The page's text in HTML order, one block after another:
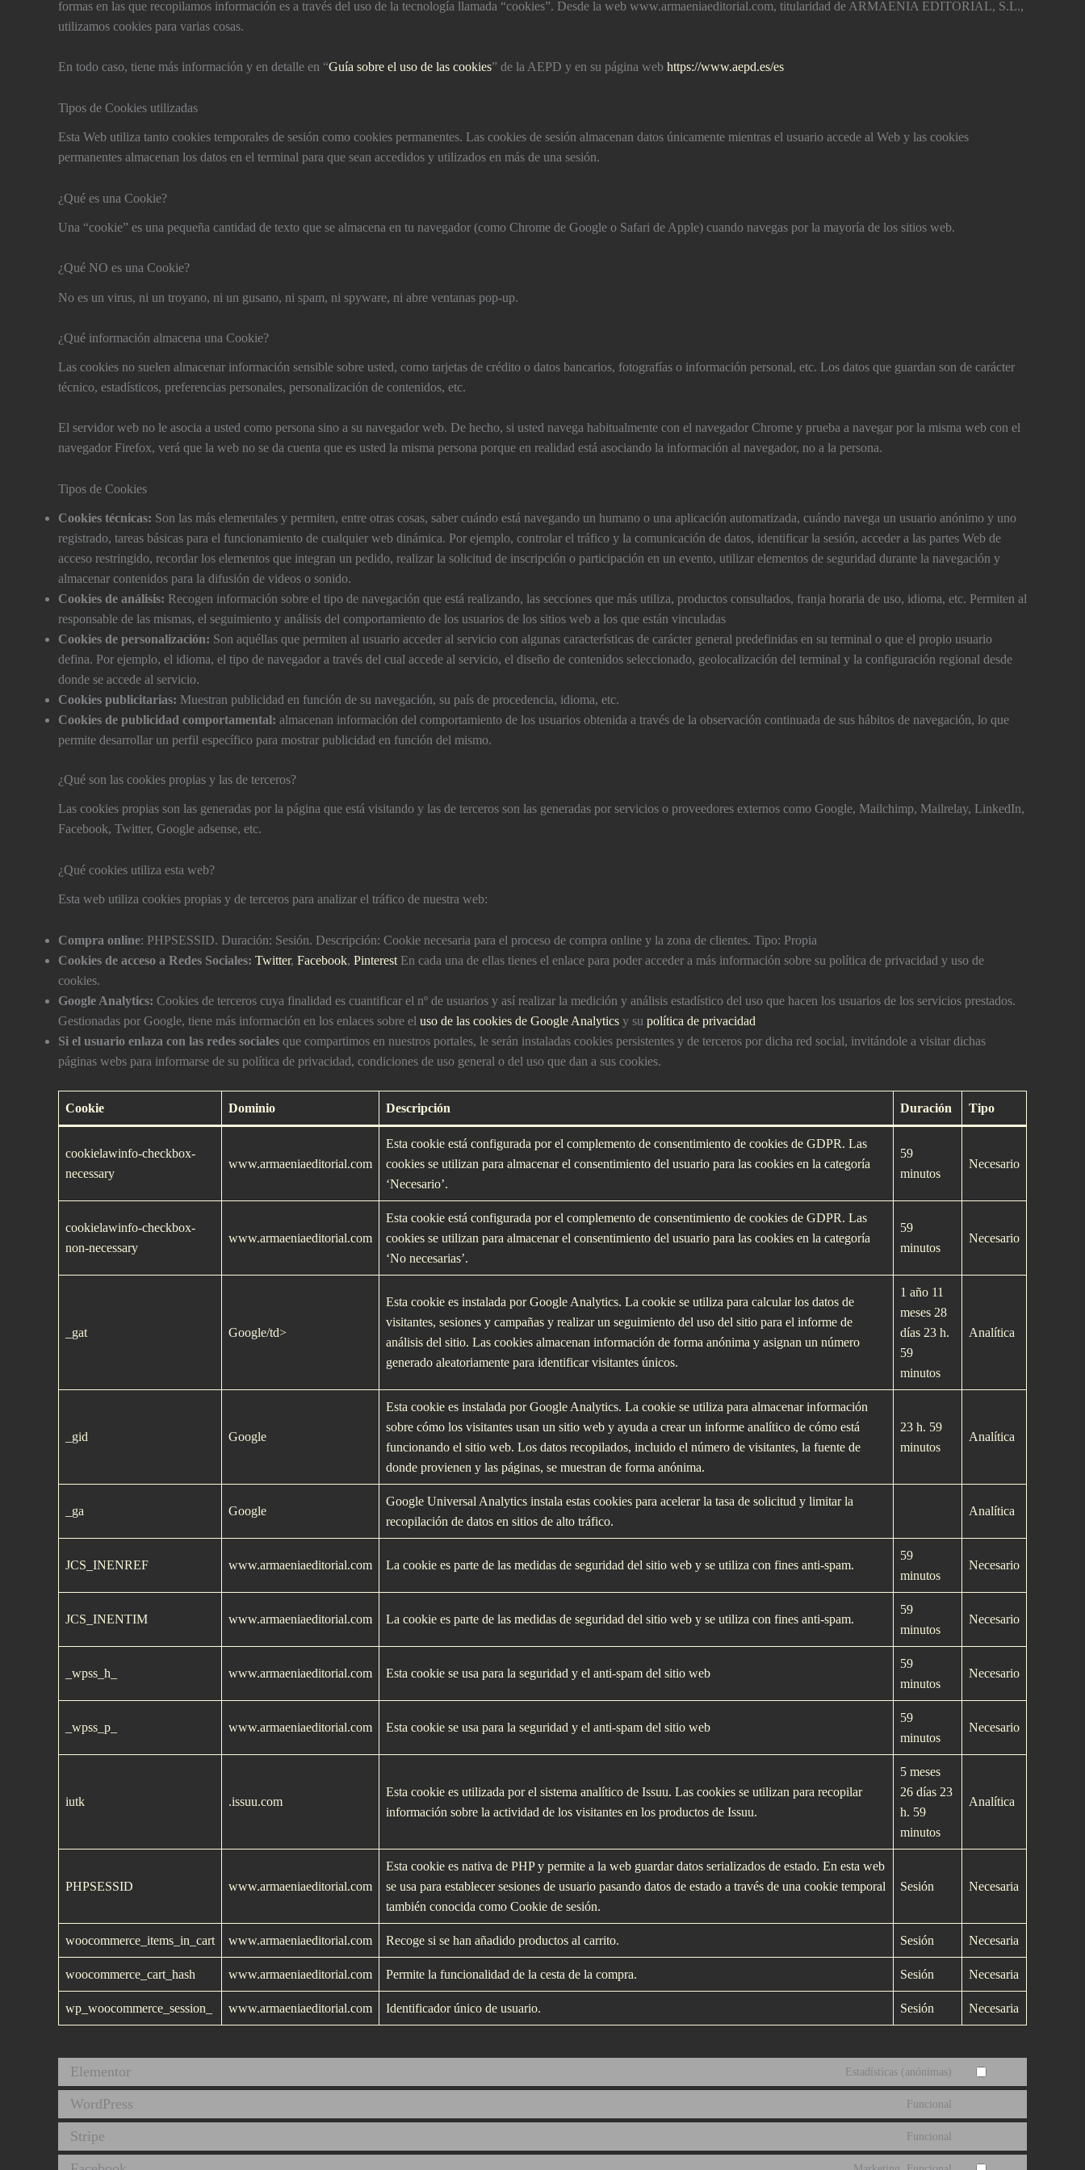
formas en las que recopilamos información es a través del uso de la tecnologí­a llamada “cookies”. Desde la web www.armaeniaeditorial.com, titularidad de ARMAENIA EDITORIAL, S.L.,
utilizamos cookies para varias cosas.
En todo caso, tiene más información y en detalle en “Guí­a sobre el uso de las cookies” de la AEPD y en su página web https://www.aepd.es/es
Tipos de Cookies utilizadas
Esta Web utiliza tanto cookies temporales de sesión como cookies permanentes. Las cookies de sesión almacenan datos únicamente mientras el usuario accede al Web y las cookies
permanentes almacenan los datos en el terminal para que sean accedidos y utilizados en más de una sesión.
¿Qué es una Cookie?
Una “cookie” es una pequeña cantidad de texto que se almacena en tu navegador (como Chrome de Google o Safari de Apple) cuando navegas por la mayorí­a de los sitios web.
¿Qué NO es una Cookie?
No es un virus, ni un troyano, ni un gusano, ni spam, ni spyware, ni abre ventanas pop-up.
¿Qué información almacena una Cookie?
Las cookies no suelen almacenar información sensible sobre usted, como tarjetas de crédito o datos bancarios, fotografí­as o información personal, etc. Los datos que guardan son de carácter
técnico, estadí­sticos, preferencias personales, personalización de contenidos, etc.
El servidor web no le asocia a usted como persona sino a su navegador web. De hecho, si usted navega habitualmente con el navegador Chrome y prueba a navegar por la misma web con el
navegador Firefox, verá que la web no se da cuenta que es usted la misma persona porque en realidad está asociando la información al navegador, no a la persona.
Tipos de Cookies
Cookies técnicas: Son las más elementales y permiten, entre otras cosas, saber cuándo está navegando un humano o una aplicación automatizada, cuándo navega un usuario anónimo y uno
registrado, tareas básicas para el funcionamiento de cualquier web dinámica. Por ejemplo, controlar el tráfico y la comunicación de datos, identificar la sesión, acceder a las partes Web de
acceso restringido, recordar los elementos que integran un pedido, realizar la solicitud de inscripción o participación en un evento, utilizar elementos de seguridad durante la navegación y
almacenar contenidos para la difusión de videos o sonido.
Cookies de análisis: Recogen información sobre el tipo de navegación que está realizando, las secciones que más utiliza, productos consultados, franja horaria de uso, idioma, etc. Permiten al
responsable de las mismas, el seguimiento y análisis del comportamiento de los usuarios de los sitios web a los que están vinculadas
Cookies de personalización: Son aquéllas que permiten al usuario acceder al servicio con algunas caracterí­sticas de carácter general predefinidas en su terminal o que el propio usuario
defina. Por ejemplo, el idioma, el tipo de navegador a través del cual accede al servicio, el diseño de contenidos seleccionado, geolocalización del terminal y la configuración regional desde
donde se accede al servicio.
Cookies publicitarias: Muestran publicidad en función de su navegación, su paí­s de procedencia, idioma, etc.
Cookies de publicidad comportamental: almacenan información del comportamiento de los usuarios obtenida a través de la observación continuada de sus hábitos de navegación, lo que
permite desarrollar un perfil especí­fico para mostrar publicidad en función del mismo.
¿Qué son las cookies propias y las de terceros?
Las cookies propias son las generadas por la página que está visitando y las de terceros son las generadas por servicios o proveedores externos como Google, Mailchimp, Mailrelay, LinkedIn,
Facebook, Twitter, Google adsense, etc.
¿Qué cookies utiliza esta web?
Esta web utiliza cookies propias y de terceros para analizar el tráfico de nuestra web:
Compra online: PHPSESSID. Duración: Sesión. Descripción: Cookie necesaria para el proceso de compra online y la zona de clientes. Tipo: Propia
Cookies de acceso a Redes Sociales: Twitter, Facebook, Pinterest En cada una de ellas tienes el enlace para poder acceder a más información sobre su polí­tica de privacidad y uso de
cookies.
Google Analytics: Cookies de terceros cuya finalidad es cuantificar el nº de usuarios y así­ realizar la medición y análisis estadí­stico del uso que hacen los usuarios de los servicios prestados.
Gestionadas por Google, tiene más información en los enlaces sobre el uso de las cookies de Google Analytics y su polí­tica de privacidad
Si el usuario enlaza con las redes sociales que compartimos en nuestros portales, le serán instaladas cookies persistentes y de terceros por dicha red social, invitándole a visitar dichas
páginas webs para informarse de su polí­tica de privacidad, condiciones de uso general o del uso que dan a sus cookies.
Cookie Dominio Descripción Duración Tipo
cookielawinfo-checkbox-
necessary
www.armaeniaeditorial.com
Esta cookie está configurada por el complemento de consentimiento de cookies de GDPR. Las
cookies se utilizan para almacenar el consentimiento del usuario para las cookies en la categorí­a
‘Necesario’.
59
minutos
Necesario
cookielawinfo-checkbox-
non-necessary
www.armaeniaeditorial.com
Esta cookie está configurada por el complemento de consentimiento de cookies de GDPR. Las
cookies se utilizan para almacenar el consentimiento del usuario para las cookies en la categorí­a
‘No necesarias’.
59
minutos
Necesario
_gat Google/td>
Esta cookie es instalada por Google Analytics. La cookie se utiliza para calcular los datos de
visitantes, sesiones y campañas y realizar un seguimiento del uso del sitio para el informe de
análisis del sitio. Las cookies almacenan información de forma anónima y asignan un número
generado aleatoriamente para identificar visitantes únicos.
1 año 11
meses 28
dí­as 23 h.
59
minutos
Analí­tica
_gid Google
Esta cookie es instalada por Google Analytics. La cookie se utiliza para almacenar información
sobre cómo los visitantes usan un sitio web y ayuda a crear un informe analí­tico de cómo está
funcionando el sitio web. Los datos recopilados, incluido el número de visitantes, la fuente de
donde provienen y las páginas, se muestran de forma anónima.
23 h. 59
minutos
Analí­tica
_ga Google
Google Universal Analytics instala estas cookies para acelerar la tasa de solicitud y limitar la
recopilación de datos en sitios de alto tráfico.
Analí­tica
JCS_INENREF www.armaeniaeditorial.com La cookie es parte de las medidas de seguridad del sitio web y se utiliza con fines anti-spam.
59
minutos
Necesario
JCS_INENTIM www.armaeniaeditorial.com La cookie es parte de las medidas de seguridad del sitio web y se utiliza con fines anti-spam.
59
minutos
Necesario
_wpss_h_ www.armaeniaeditorial.com Esta cookie se usa para la seguridad y el anti-spam del sitio web
59
minutos
Necesario
_wpss_p_ www.armaeniaeditorial.com Esta cookie se usa para la seguridad y el anti-spam del sitio web
59
minutos
Necesario
iutk .issuu.com
Esta cookie es utilizada por el sistema analí­tico de Issuu. Las cookies se utilizan para recopilar
información sobre la actividad de los visitantes en los productos de Issuu.
5 meses
26 dí­as 23
h. 59
minutos
Analí­tica
PHPSESSID www.armaeniaeditorial.com
Esta cookie es nativa de PHP y permite a la web guardar datos serializados de estado. En esta web
se usa para establecer sesiones de usuario pasando datos de estado a través de una cookie temporal
también conocida como Cookie de sesión.
Sesión Necesaria
woocommerce_items_in_cart www.armaeniaeditorial.com Recoge si se han añadido productos al carrito. Sesión Necesaria
woocommerce_cart_hash www.armaeniaeditorial.com Permite la funcionalidad de la cesta de la compra. Sesión Necesaria
wp_woocommerce_session_ www.armaeniaeditorial.com Identificador único de usuario. Sesión Necesaria
Elementor Estadísticas (anónimas)
Consent
service
WordPress Funcional
service
Stripe Funcional